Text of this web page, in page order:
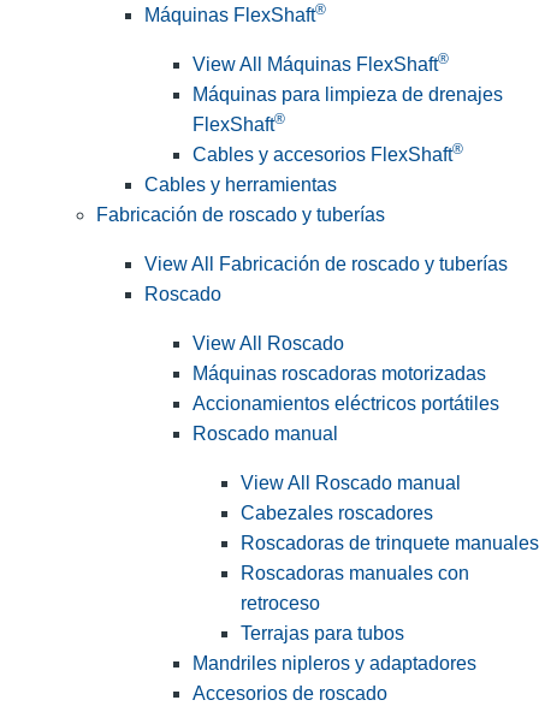
Máquinas FlexShaft®
View All Máquinas FlexShaft®
Máquinas para limpieza de drenajes
FlexShaft®
Cables y accesorios FlexShaft®
Cables y herramientas
Fabricación de roscado y tuberías
View All Fabricación de roscado y tuberías
Roscado
View All Roscado
Máquinas roscadoras motorizadas
Accionamientos eléctricos portátiles
Roscado manual
View All Roscado manual
Cabezales roscadores
Roscadoras de trinquete manuales
Roscadoras manuales con
retroceso
Terrajas para tubos
Mandriles nipleros y adaptadores
Accesorios de roscado